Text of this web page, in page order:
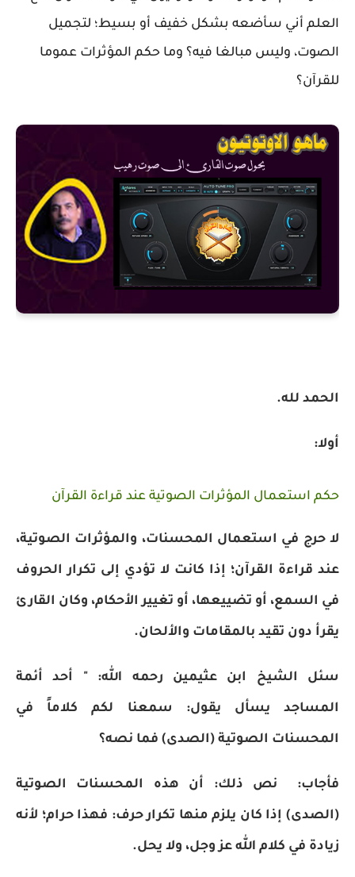
العلم أني سأضعه بشكل خفيف أو بسيط؛ لتجميل
الصوت، وليس مبالغا فيه؟ وما حكم المؤثرات عموما
للقرآن؟
الحمد لله.
أولا:
حكم استعمال المؤثرات الصوتية عند قراءة القرآن
لا حرج في استعمال المحسنات، والمؤثرات الصوتية،
عند قراءة القرآن؛ إذا كانت لا تؤدي إلى تكرار الحروف
في السمع، أو تضييعها، أو تغيير الأحكام، وكان القارئ
يقرأ دون تقيد بالمقامات والألحان.
سئل الشيخ ابن عثيمين رحمه الله: " أحد أئمة
المساجد يسأل يقول: سمعنا لكم كلاماً في
المحسنات الصوتية (الصدى) فما نصه؟
فأجاب: نص ذلك: أن هذه المحسنات الصوتية
(الصدى) إذا كان يلزم منها تكرار حرف: فهذا حرام؛ لأنه
زيادة في كلام الله عز وجل، ولا يحل.